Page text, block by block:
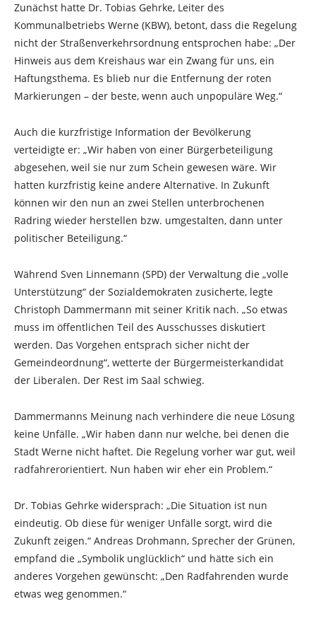
Zunächst hatte Dr. Tobias Gehrke, Leiter des
Kommunalbetriebs Werne (KBW), betont, dass die Regelung
nicht der Straßenverkehrsordnung entsprochen habe: „Der
Hinweis aus dem Kreishaus war ein Zwang für uns, ein
Haftungsthema. Es blieb nur die Entfernung der roten
Markierungen – der beste, wenn auch unpopuläre Weg.“
Auch die kurzfristige Information der Bevölkerung
verteidigte er: „Wir haben von einer Bürgerbeteiligung
abgesehen, weil sie nur zum Schein gewesen wäre. Wir
hatten kurzfristig keine andere Alternative. In Zukunft
können wir den nun an zwei Stellen unterbrochenen
Radring wieder herstellen bzw. umgestalten, dann unter
politischer Beteiligung.“
Während Sven Linnemann (SPD) der Verwaltung die „volle
Unterstützung“ der Sozialdemokraten zusicherte, legte
Christoph Dammermann mit seiner Kritik nach. „So etwas
muss im öffentlichen Teil des Ausschusses diskutiert
werden. Das Vorgehen entsprach sicher nicht der
Gemeindeordnung“, wetterte der Bürgermeisterkandidat
der Liberalen. Der Rest im Saal schwieg.
Dammermanns Meinung nach verhindere die neue Lösung
keine Unfälle. „Wir haben dann nur welche, bei denen die
Stadt Werne nicht haftet. Die Regelung vorher war gut, weil
radfahrerorientiert. Nun haben wir eher ein Problem.“
Dr. Tobias Gehrke widersprach: „Die Situation ist nun
eindeutig. Ob diese für weniger Unfälle sorgt, wird die
Zukunft zeigen.“ Andreas Drohmann, Sprecher der Grünen,
empfand die „Symbolik unglücklich“ und hätte sich ein
anderes Vorgehen gewünscht: „Den Radfahrenden wurde
etwas weg genommen.“